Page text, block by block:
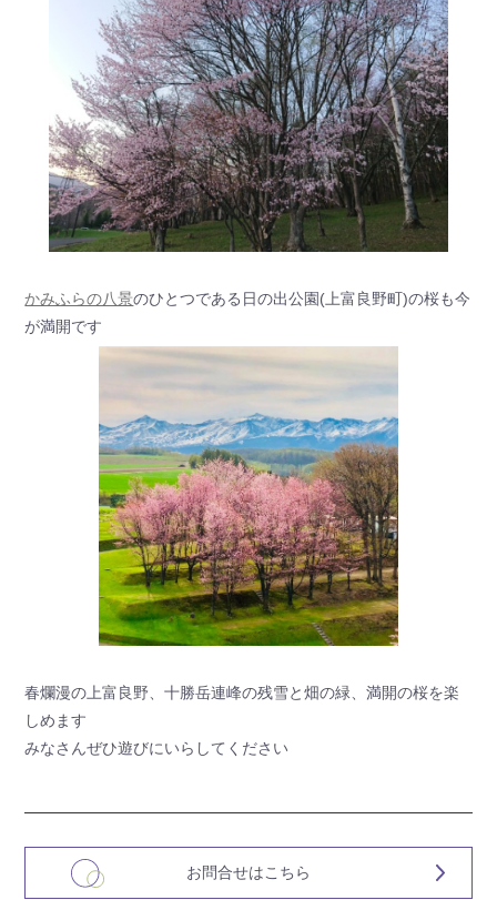
かみふらの八景のひとつである日の出公園(上富良野町)の桜も今
が満開です
春爛漫の上富良野、十勝岳連峰の残雪と畑の緑、満開の桜を楽
しめます
みなさんぜひ遊びにいらしてください
お問合せはこちら